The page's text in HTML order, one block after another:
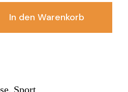
In den Warenkorb
, Sport